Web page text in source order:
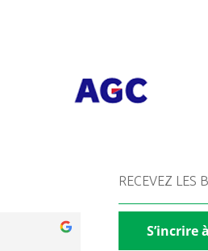
RECEVEZ LES
S’incrire